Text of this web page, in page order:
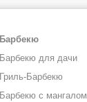
Барбекю
Барбекю для дачи
Гриль-Барбекю
Барбекю с мангалом